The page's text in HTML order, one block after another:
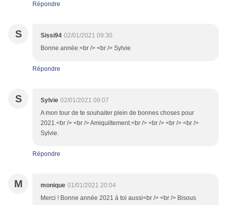
Répondre
S Sissi94 02/01/2021 09:30
Bonne année.<br /> <br /> Sylvie
Répondre
S Sylvie 02/01/2021 09:07
A mon tour de te souhaiter plein de bonnes choses pour
2021.<br /> <br /> Amiquiltement.<br /> <br /> <br /> <br />
Sylvie.
Répondre
M monique 01/01/2021 20:04
Merci ! Bonne année 2021 à toi aussi<br /> <br /> Bisous